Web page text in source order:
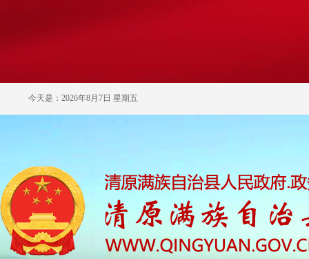
今天是：2026年8月7日 星期五